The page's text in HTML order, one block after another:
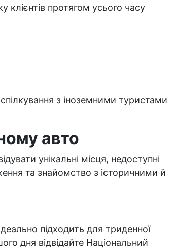
клієнтів протягом усього часу
з іноземними туристами
авто
унікальні місця, недоступні
та знайомство з історичними й
підходить для триденної
дня відвідайте Національний